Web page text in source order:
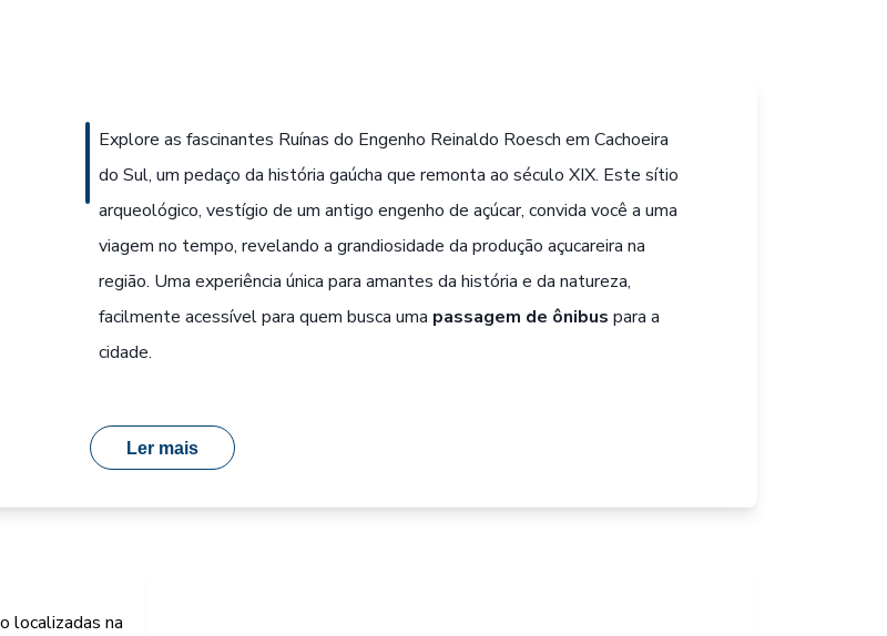
Explore as fascinantes Ruínas do Engenho Reinaldo Roesch em Cachoeira
do Sul, um pedaço da história gaúcha que remonta ao século XIX. Este sítio
arqueológico, vestígio de um antigo engenho de açúcar, convida você a uma
viagem no tempo, revelando a grandiosidade da produção açucareira na
região. Uma experiência única para amantes da história e da natureza,
facilmente acessível para quem busca uma passagem de ônibus para a
cidade.
Ler mais
localizadas na